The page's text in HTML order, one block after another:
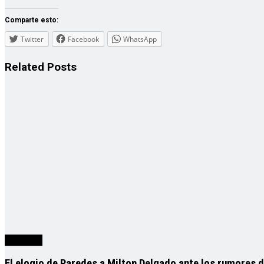
Comparte esto:
Twitter Facebook WhatsApp
Related Posts